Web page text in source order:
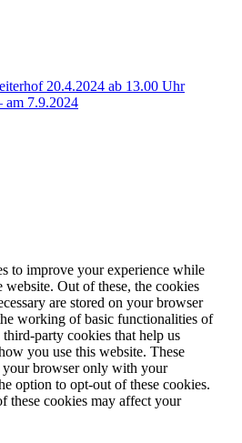
20.4.2024 ab 13.00 Uhr
am 7.9.2024
to improve your experience while
Out of these, the cookies
are stored on your browser
working of basic functionalities of
party cookies that help us
you use this website. These
browser only with your
option to opt-out of these cookies.
these cookies may affect your